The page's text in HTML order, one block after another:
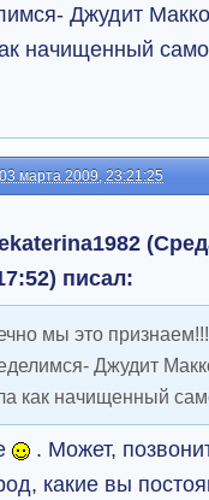
Джудит
начищенный
марта 2009, 23:21:25
писал:
мы это
Джудит
как начищенный
. Может,
какие вы